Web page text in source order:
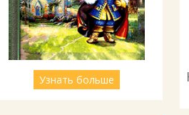
Узнать больше